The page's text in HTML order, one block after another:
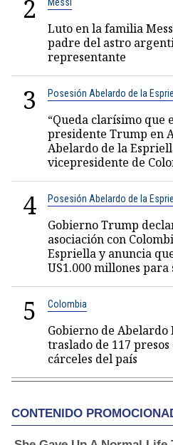
2
Luto en la familia
padre del astro
representante
3 Posesión Abelardo de la
“Queda clarísimo que
presidente Trump en
Abelardo de la
vicepresidente de
4 Posesión Abelardo de la
Gobierno Trump
asociación con
Espriella y anuncia
US1.000 millones
5 Colombia
Gobierno de
traslado de 117
cárceles del país